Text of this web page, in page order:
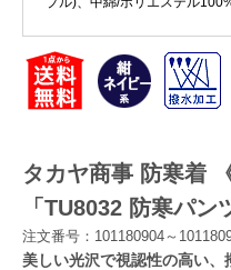
タカヤ商事 防寒着
「TU8032 防寒パン
注文番号：101180904～
美しい光沢で視認性の高い、